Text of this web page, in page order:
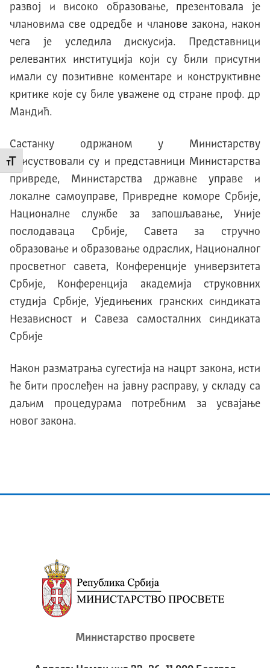
Промени величину слова
развој и високо образовање, презентовала је
члановима све одредбе и чланове закона, након
чега је уследила дискусија. Представници
релевантих институција који су били присутни
имали су позитивне коментаре и конструктивне
критике које су биле уважене од стране проф. др
Мандић.
Састанку одржаном у Министарству
присуствовали су и представници Министарства
привреде, Министарства државне управе и
локалне самоуправе, Привредне коморе Србије,
Националне службе за запошљавање, Уније
послодаваца Србије, Савета за стручно
образовање и образовање одраслих, Националног
просветног савета, Конференције универзитета
Србије, Конференција академија струковних
студија Србије, Уједињених гранских синдиката
Независност и Савеза самосталних синдиката
Србије
Након разматрања сугестија на нацрт закона, исти
ће бити прослеђен на јавну расправу, у складу са
даљим процедурама потребним за усвајање
новог закона.
Министарство просвете